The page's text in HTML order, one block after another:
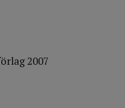
2007